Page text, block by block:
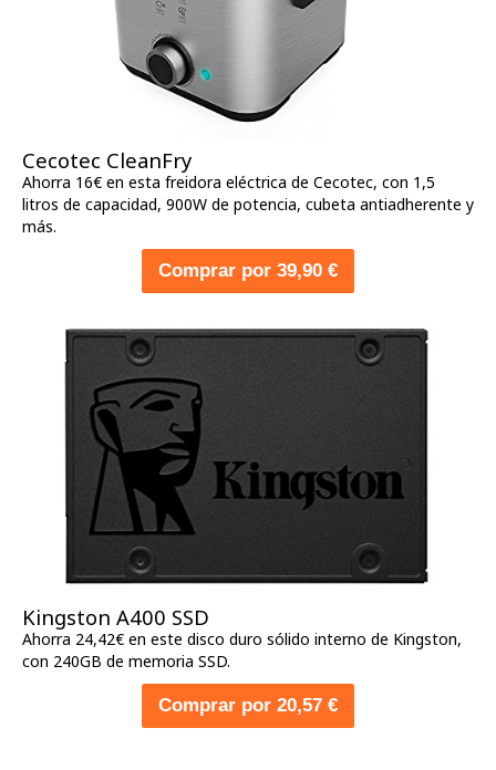
Cecotec CleanFry
Ahorra 16€ en esta freidora eléctrica de Cecotec, con 1,5
litros de capacidad, 900W de potencia, cubeta antiadherente y
más.
Comprar por 39,90 €
Kingston A400 SSD
Ahorra 24,42€ en este disco duro sólido interno de Kingston,
con 240GB de memoria SSD.
Comprar por 20,57 €